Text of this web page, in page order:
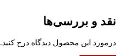
نقد و بررسی‌ها
درمورد این محصول دیدگاه درج کنید.